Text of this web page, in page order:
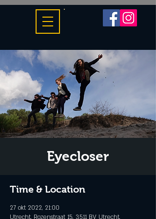
Eyecloser
Time & Location
27 okt 2022, 21:00
Utrecht, Rozenstraat 15, 3511 BV Utrecht,